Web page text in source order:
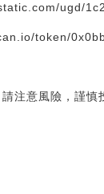
ugd/
token/
注意風險，謹